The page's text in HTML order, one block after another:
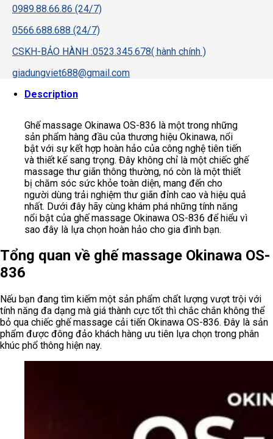
0989.88.66.86 (24/7)
0566.688.688 (24/7)
CSKH-BẢO HÀNH :0523.345.678( hành chính )
giadungviet688@gmail.com
Description
Ghế massage Okinawa OS-836 là một trong những
sản phẩm hàng đầu của thương hiệu Okinawa, nổi
bật với sự kết hợp hoàn hảo của công nghệ tiên tiến
và thiết kế sang trọng. Đây không chỉ là một chiếc ghế
massage thư giãn thông thường, nó còn là một thiết
bị chăm sóc sức khỏe toàn diện, mang đến cho
người dùng trải nghiệm thư giãn đỉnh cao và hiệu quả
nhất. Dưới đây hãy cùng khám phá những tính năng
nổi bật của ghế massage Okinawa OS-836 để hiểu vì
sao đây là lựa chọn hoàn hảo cho gia đình bạn.
Tổng quan về ghế massage Okinawa OS-
836
Nếu bạn đang tìm kiếm một sản phẩm chất lượng vượt trội với
tính năng đa dạng mà giá thành cực tốt thì chắc chắn không thể
bỏ qua chiếc ghế massage cải tiến Okinawa OS-836. Đây là sản
phẩm được đông đảo khách hàng ưu tiên lựa chọn trong phân
khúc phổ thông hiện nay.